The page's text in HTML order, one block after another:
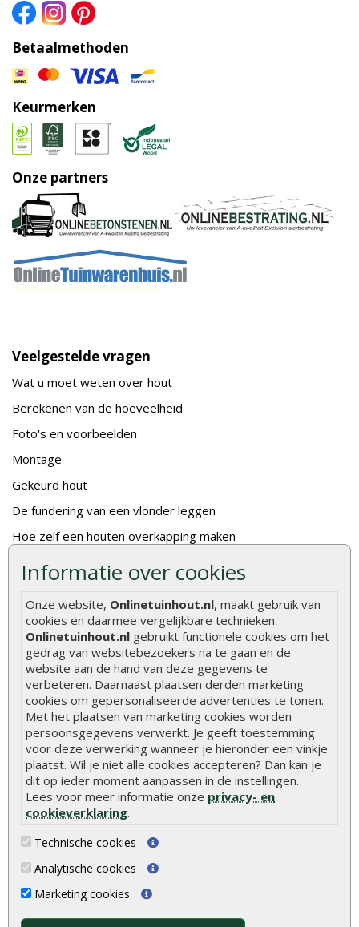
Informatie over cookies
Onze website, Onlinetuinhout.nl, maakt gebruik van
cookies en daarmee vergelijkbare technieken.
Onlinetuinhout.nl gebruikt functionele cookies om het
gedrag van websitebezoekers na te gaan en de
website aan de hand van deze gegevens te
verbeteren. Daarnaast plaatsen derden marketing
cookies om gepersonaliseerde advertenties te tonen.
Met het plaatsen van marketing cookies worden
persoonsgegevens verwerkt. Je geeft toestemming
voor deze verwerking wanneer je hieronder een vinkje
plaatst. Wil je niet alle cookies accepteren? Dan kan je
dit op ieder moment aanpassen in de instellingen.
Lees voor meer informatie onze privacy- en
cookieverklaring.
Technische cookies
Analytische cookies
Marketing cookies
Betaalmethoden
Keurmerken
Onze partners
Veelgestelde vragen
Wat u moet weten over hout
Berekenen van de hoeveelheid
Foto's en voorbeelden
Montage
Gekeurd hout
De fundering van een vlonder leggen
Hoe zelf een houten overkapping maken
Hoe zelf een vlonder leggen
Hoe schutting plaatsen
De 9 beste tuinschermen van Onlinetuinhout.nl
Stijlvolle houtsoorten voor in de tuin
Duurzame tuin
Welke palen voor een schapenhek
Alle populaire categorieën
Tuinhout
Schutting
Vlonderplanken
Tuinpalen
Tuinhekken
Tuinhuizen
Tuindeuren
Schuttingplanken
Steigerplanken
Rabatdelen